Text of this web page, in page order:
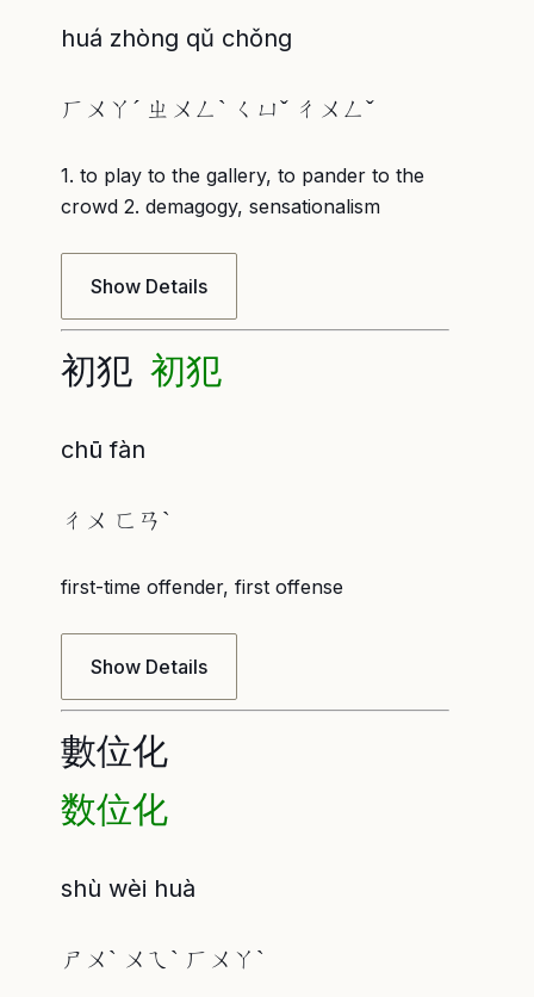
huá zhòng qǔ chǒng
ㄏㄨㄚˊ ㄓㄨㄥˋ ㄑㄩˇ ㄔㄨㄥˇ
1. to play to the gallery, to pander to the
crowd 2. demagogy, sensationalism
Show Details
初犯 初犯
chū fàn
ㄔㄨ ㄈㄢˋ
first-time offender, first offense
Show Details
數位化
数位化
shù wèi huà
ㄕㄨˋ ㄨㄟˋ ㄏㄨㄚˋ